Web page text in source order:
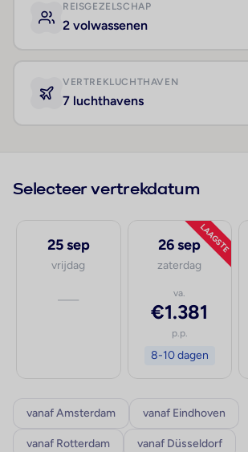
REISGEZELSCHAP
2 volwassenen
VERTREKLUCHTHAVEN
7 luchthavens
Selecteer vertrekdatum
25 sep
vrijdag
—
LAAGSTE
26 sep
zaterdag
va.
€1.381
p.p.
8-10 dagen
vanaf Amsterdam vanaf Eindhoven
vanaf Rotterdam vanaf Düsseldorf